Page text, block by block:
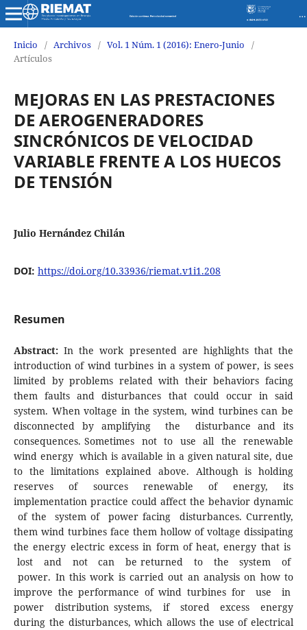
Revista de Investigaciones en Energía Medio Ambiente y Tecnología RIEMAT ISSN 2588-0721
Inicio / Archivos / Vol. 1 Núm. 1 (2016): Enero-Junio
/
Artículos
MEJORAS EN LAS PRESTACIONES
DE AEROGENERADORES
SINCRÓNICOS DE VELOCIDAD
VARIABLE FRENTE A LOS HUECOS
DE TENSIÓN
Julio Hernández Chilán
DOI: https://doi.org/10.33936/riemat.v1i1.208
Resumen
Abstract: In the work presented are highlights that the
introduction of wind turbines in a system of power, is sees
limited by problems related with their behaviors facing
them faults and disturbances that could occur in said
system. When voltage in the system, wind turbines can be
disconnected by amplifying the disturbance and its
consequences. Sometimes not to use all the renewable
wind energy which is available in a given natural site, due
to the limitations explained above. Although is holding
reserves of sources renewable of energy, its
implementation practice could affect the behavior dynamic
of the system of power facing disturbances. Currently,
them wind turbines face them hollow of voltage dissipating
the energy electric excess in form of heat, energy that is
lost and not can be returned to the system of
power. In this work is carried out an analysis on how to
improve the performance of wind turbines for use in
power distribution systems, if stored excess energy
during the disturbances, which allows the use of electrical